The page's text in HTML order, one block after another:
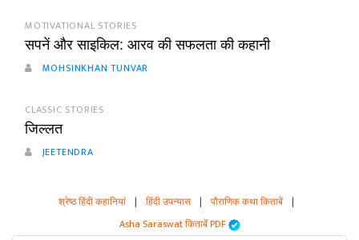
MOTIVATIONAL STORIES
सपनें और साइकिल: आरव की सफलता की कहानी
MOHSINKHAN TUNVAR
CLASSIC STORIES
जिल्लत
JEETENDRA
श्रेष्ठ हिंदी कहानियां | हिंदी उपन्यास | पौराणिक कथा किताबें |
Asha Saraswat किताबें PDF